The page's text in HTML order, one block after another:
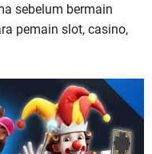
dengan Bonus
sebelum bermain
pemain slot, casino,